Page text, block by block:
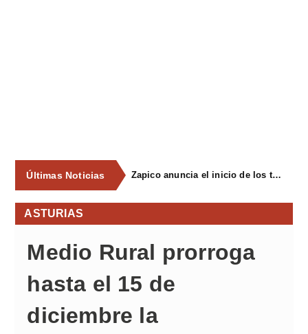
Últimas Noticias Zapico anuncia el inicio de los trámites para declarar Pola Siero y Lugones zonas de mercado residencial tensionado
ASTURIAS
Medio Rural prorroga
hasta el 15 de
diciembre la